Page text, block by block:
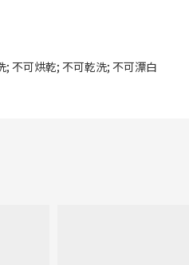
不可烘乾; 不可乾洗; 不可漂白